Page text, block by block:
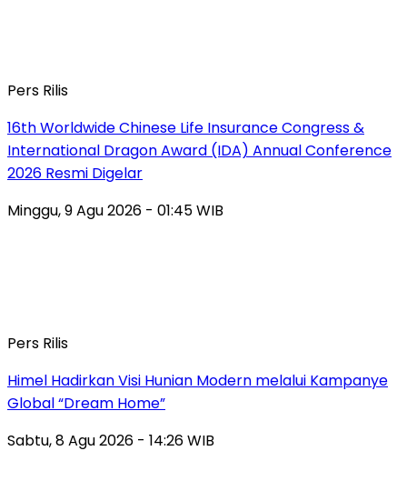
Pers Rilis
16th Worldwide Chinese Life Insurance Congress &
International Dragon Award (IDA) Annual Conference
2026 Resmi Digelar
Minggu, 9 Agu 2026 - 01:45 WIB
Pers Rilis
Himel Hadirkan Visi Hunian Modern melalui Kampanye
Global “Dream Home”
Sabtu, 8 Agu 2026 - 14:26 WIB